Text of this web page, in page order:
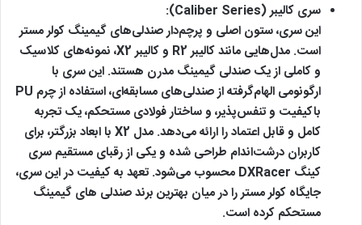
سری کالیبر (Caliber Series):
این سری، ستون اصلی و پرچم‌دار صندلی‌های گیمینگ کولر مستر
است. مدل‌هایی مانند کالیبر R2 و کالیبر X2، نمونه‌های کلاسیک
و کاملی از یک صندلی گیمینگ مدرن هستند. این سری با
ارگونومی الهام‌گرفته از صندلی‌های مسابقه‌ای، استفاده از چرم PU
باکیفیت و تنفس‌پذیر، و ساختار فولادی مستحکم، یک تجربه
کامل و قابل اعتماد را ارائه می‌دهد. مدل X2 با ابعاد بزرگتر، برای
کاربران درشت‌اندام طراحی شده و یکی از رقبای مستقیم سری
کینگ DXRacer محسوب می‌شود. تعهد به کیفیت در این سری،
جایگاه کولر مستر را در میان بهترین برند صندلی های گیمینگ
مستحکم کرده است.